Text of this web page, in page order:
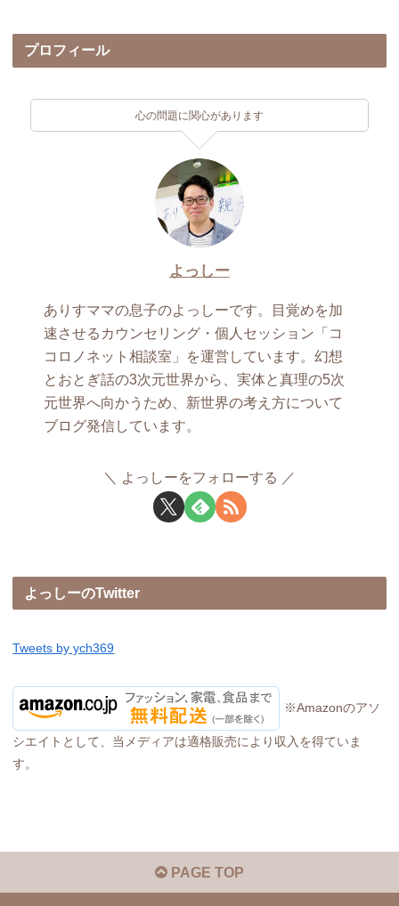
プロフィール
心の問題に関心があります
よっしー
ありすママの息子のよっしーです。目覚めを加
速させるカウンセリング・個人セッション「コ
コロノネット相談室」を運営しています。幻想
とおとぎ話の3次元世界から、実体と真理の5次
元世界へ向かうため、新世界の考え方について
ブログ発信しています。
よっしーをフォローする
よっしーのTwitter
Tweets by ych369
※Amazonのアソ
シエイトとして、当メディアは適格販売により収入を得ていま
す。
PAGE TOP